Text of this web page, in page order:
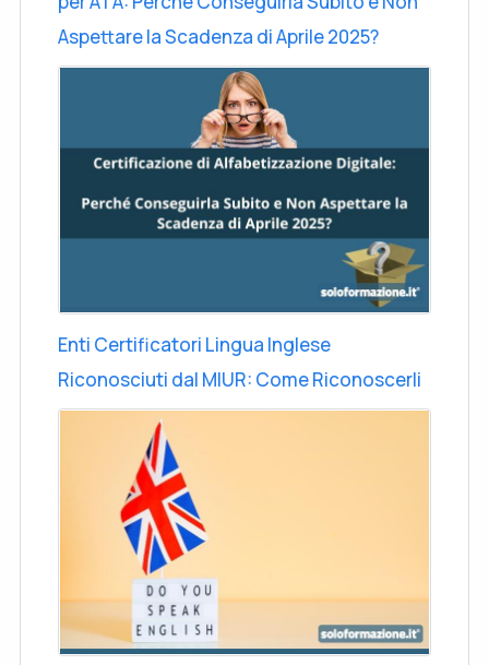
Aspettare la Scadenza di Aprile 2025?
Enti Certificatori Lingua Inglese
Riconosciuti dal MIUR: Come Riconoscerli